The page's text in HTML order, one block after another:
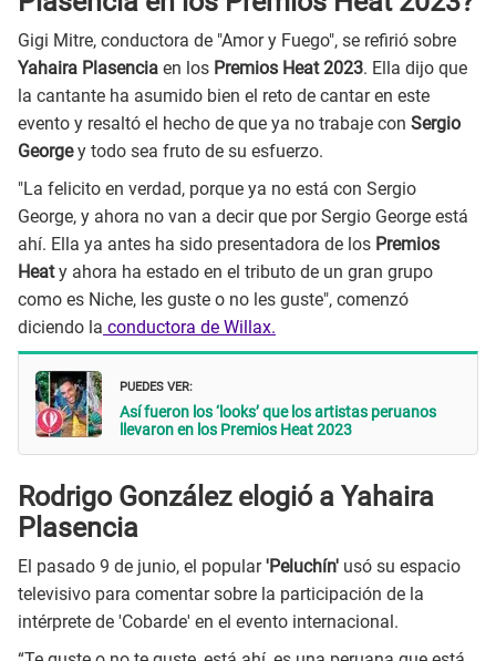
Gigi Mitre, conductora de "Amor y Fuego", se refirió sobre
Yahaira Plasencia en los Premios Heat 2023. Ella dijo que
la cantante ha asumido bien el reto de cantar en este
evento y resaltó el hecho de que ya no trabaje con Sergio
Georgey todo sea fruto de su esfuerzo.
"La felicito en verdad, porque ya no está con Sergio
George, y ahora no van a decir que por Sergio George está
ahí. Ella ya antes ha sido presentadora de los Premios
Heaty ahora ha estado en el tributo de un gran grupo
como es Niche, les guste o no les guste", comenzó
diciendo la conductora de Willax.
PUEDES VER:
Así fueron los ‘looks’ que los artistas peruanos
llevaron en los Premios Heat 2023
Rodrigo González elogió a Yahaira
Plasencia
El pasado 9 de junio, el popular'Peluchín' usó su espacio
televisivo para comentar sobre la participación de la
intérprete de 'Cobarde' en el evento internacional.